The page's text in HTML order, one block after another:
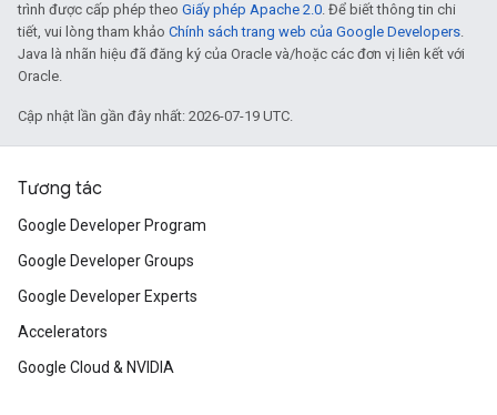
trình được cấp phép theo Giấy phép Apache 2.0. Để biết thông tin chi
tiết, vui lòng tham khảo Chính sách trang web của Google Developers.
Java là nhãn hiệu đã đăng ký của Oracle và/hoặc các đơn vị liên kết với
Oracle.
Cập nhật lần gần đây nhất: 2026-07-19 UTC.
Tương tác
Google Developer Program
Google Developer Groups
Google Developer Experts
Accelerators
Google Cloud & NVIDIA